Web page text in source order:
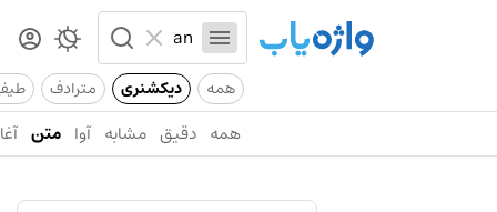
همه دیکشنری مترادف
همه دقیق مشابه آوا متن